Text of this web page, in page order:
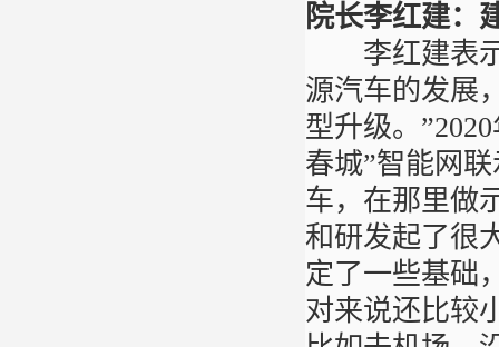
院长李红建：
李红建表示
源汽车的发展
型升级。
春城”智能网
车，在那里做
和研发起了很
定了一些基础
对来说还比较